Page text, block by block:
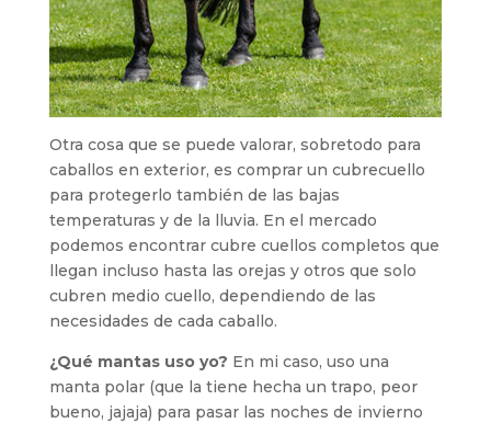
Otra cosa que se puede valorar, sobretodo para
caballos en exterior, es comprar un cubrecuello
para protegerlo también de las bajas
temperaturas y de la lluvia. En el mercado
podemos encontrar cubre cuellos completos que
llegan incluso hasta las orejas y otros que solo
cubren medio cuello, dependiendo de las
necesidades de cada caballo.
¿Qué mantas uso yo? En mi caso, uso una
manta polar (que la tiene hecha un trapo, peor
bueno, jajaja) para pasar las noches de invierno